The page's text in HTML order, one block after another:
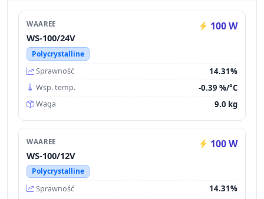
WAAREE 100 W
WS-100/24V
Polycrystalline
Sprawność
14.31%
Wsp. temp. -0.39 %/°C
Waga 9.0 kg
WAAREE 100 W
WS-100/12V
Polycrystalline
Sprawność
14.31%